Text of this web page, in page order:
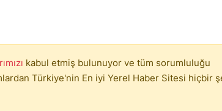
kabul etmiş bulunuyor ve tüm sorumluluğu
Türkiye'nin En iyi Yerel Haber Sitesi hiçbir